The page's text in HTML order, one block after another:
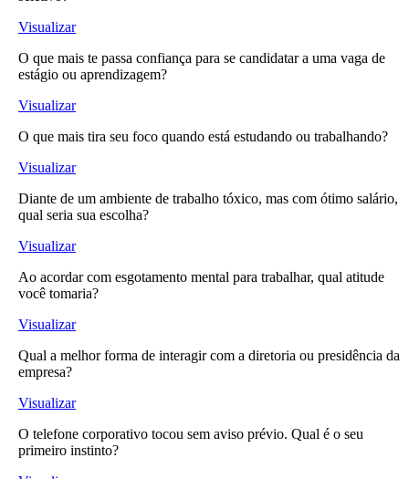
Visualizar
O que mais te passa confiança para se candidatar a uma vaga de
estágio ou aprendizagem?
Visualizar
O que mais tira seu foco quando está estudando ou trabalhando?
Visualizar
Diante de um ambiente de trabalho tóxico, mas com ótimo salário,
qual seria sua escolha?
Visualizar
Ao acordar com esgotamento mental para trabalhar, qual atitude
você tomaria?
Visualizar
Qual a melhor forma de interagir com a diretoria ou presidência da
empresa?
Visualizar
O telefone corporativo tocou sem aviso prévio. Qual é o seu
primeiro instinto?